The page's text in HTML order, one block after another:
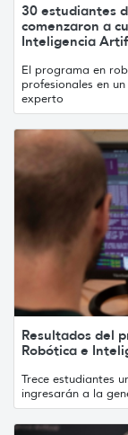
30 estudiantes
comenzaron a
Inteligencia
El programa en
profesionales en
experto
Resultados del
Robótica e
Trece estudiantes
ingresarán a la